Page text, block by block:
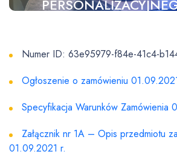
Numer ID: 63e95979-f84e-41c4-
Ogłoszenie o zamówieniu
Specyfikacja Warunków Zamówienia
Załącznik nr 1A – Opis przedmiotu
01.09.2021 r.